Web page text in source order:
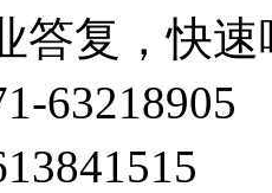
答复，快速
63218905